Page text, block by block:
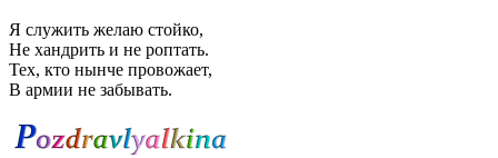
Я служить желаю стойко,
Не хандрить и не роптать.
Тех, кто нынче провожает,
В армии не забывать.